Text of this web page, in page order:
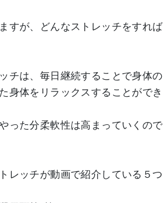
すが、どんなストレッチをすれ
チは、毎日継続することで身体
身体をリラックスすることがで
った分柔軟性は高まっていくの
レッチが動画で紹介している５